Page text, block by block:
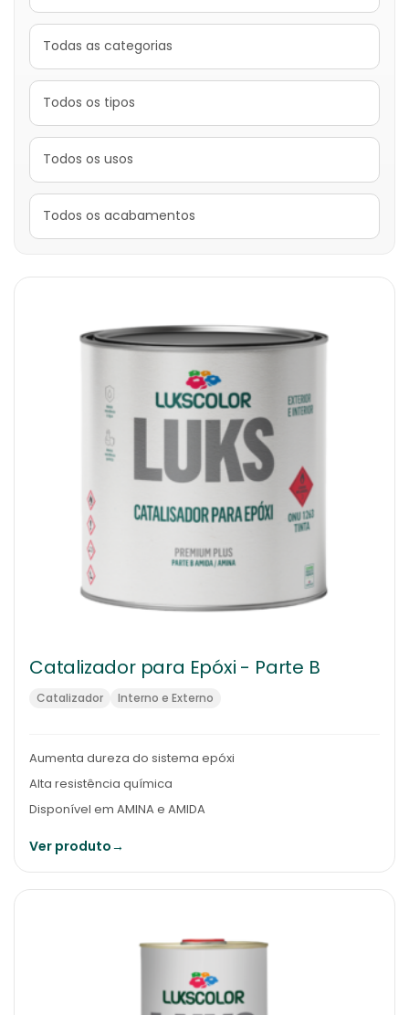
Catalizador para Epóxi - Parte B
Catalizador Interno e Externo
Aumenta dureza do sistema epóxi
Alta resistência química
Disponível em AMINA e AMIDA
Ver produto→